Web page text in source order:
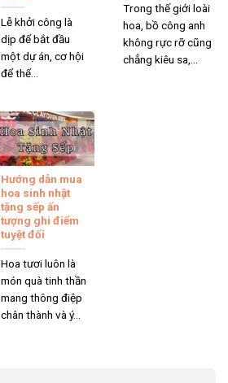
Lễ khởi công là
dịp để bắt đầu
một dự án, cơ hội
để thể...
Trong thế giới loài
hoa, bồ công anh
không rực rỡ cũng
chẳng kiêu sa,...
Hướng dẫn mua
hoa sinh nhật
tặng sếp ấn
tượng ghi điểm
tuyệt đối
Hoa tươi luôn là
món quà tinh thần
mang thông điệp
chân thành và ý...